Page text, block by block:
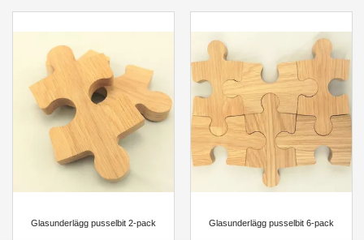
Glasunderlägg pusselbit 2-pack Glasunderlägg pusselbit 6-pack